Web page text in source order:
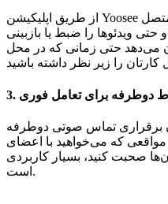
از طریق اپلیکیشن Yoosee می‌توانید به راحتی به دوربین متصل
حتی ویدئوها را ضبط یا بازبینی
می‌دهد حتی زمانی که در محل
3. دوطرفه برای تعامل فوری
برقراری تماس صوتی دوطرفه
که می‌خواهید با اعضای
صحبت کنید، بسیار کاربردی
است.